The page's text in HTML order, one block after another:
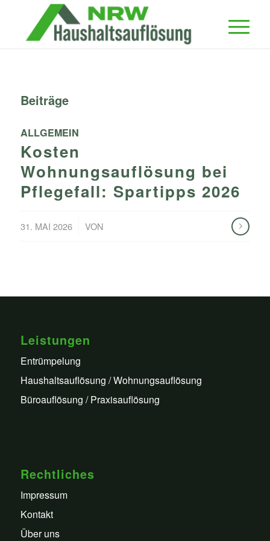
Beiträge
ALLGEMEIN
Kosten
Wohnungsauflösung bei
Pflegefall: Spartipps 2026
31. MAI 2026 VON
Leistungen
Entrümpelung
Haushaltsauflösung / Wohnungsauflösung
Büroauflösung / Praxisauflösung
Rechtliches
Impressum
Kontakt
Über uns